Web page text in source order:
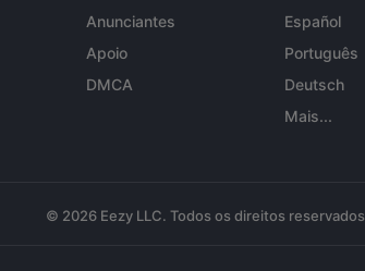
Anunciantes
Apoio
DMCA
Español
Português
Deutsch
Mais...
© 2026 Eezy LLC. Todos os direitos reservados